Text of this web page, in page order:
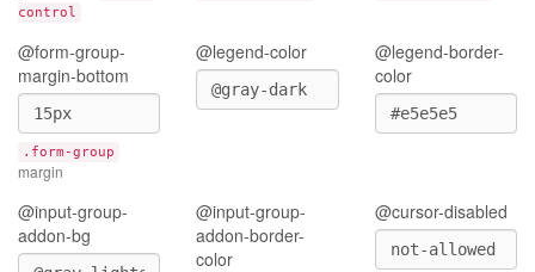
control
@form-group-
margin-bottom
.form-group
margin
@legend-color
@legend-border-
color
@input-group-
addon-bg
@input-group-
addon-border-
color
@cursor-disabled